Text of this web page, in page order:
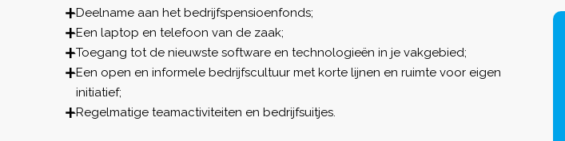
Deelname aan het bedrijfspensioenfonds;
Een laptop en telefoon van de zaak;
Toegang tot de nieuwste software en technologieën in je vakgebied;
Een open en informele bedrijfscultuur met korte lijnen en ruimte voor eigen
initiatief;
Regelmatige teamactiviteiten en bedrijfsuitjes.